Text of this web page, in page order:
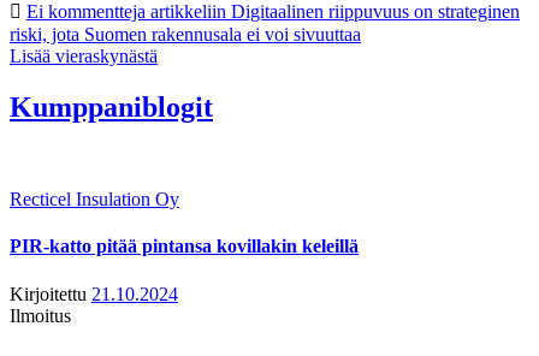
Ei kommentteja artikkeliin Digitaalinen riippuvuus on strateginen
riski, jota Suomen rakennusala ei voi sivuuttaa
Lisää vieraskynästä
Kumppaniblogit
Recticel Insulation Oy
PIR-katto pitää pintansa kovillakin keleillä
Kirjoitettu 21.10.2024
Ilmoitus